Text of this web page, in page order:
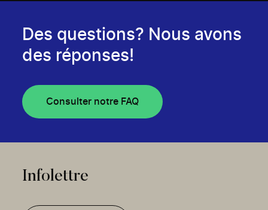
Des questions? Nous avons
des réponses!
Consulter notre FAQ
Infolettre